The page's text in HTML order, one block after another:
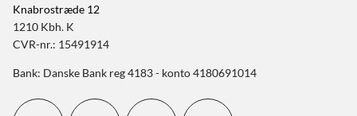
Knabrostræde 12
1210 Kbh. K
CVR-nr.: 15491914
Bank: Danske Bank reg 4183 - konto 4180691014